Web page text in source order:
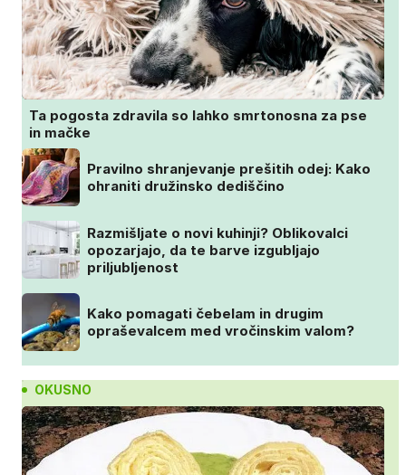
Ta pogosta zdravila so lahko smrtonosna za pse
in mačke
Pravilno shranjevanje prešitih odej: Kako
ohraniti družinsko dediščino
Razmišljate o novi kuhinji? Oblikovalci
opozarjajo, da te barve izgubljajo
priljubljenost
Kako pomagati čebelam in drugim
opraševalcem med vročinskim valom?
OKUSNO